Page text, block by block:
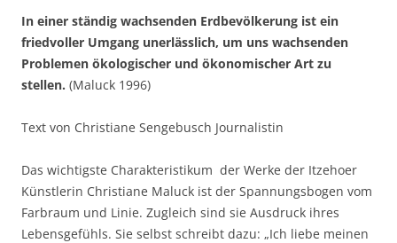
In einer ständig wachsenden Erdbevölkerung ist ein
friedvoller Umgang unerlässlich, um uns wachsenden
Problemen ökologischer und ökonomischer Art zu
stellen. (Maluck 1996)
Text von Christiane Sengebusch Journalistin
Das wichtigste Charakteristikum der Werke der Itzehoer
Künstlerin Christiane Maluck ist der Spannungsbogen vom
Farbraum und Linie. Zugleich sind sie Ausdruck ihres
Lebensgefühls. Sie selbst schreibt dazu: „Ich liebe meinen